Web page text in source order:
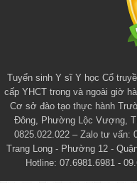
Tuyển sinh Y sĩ Y học Cổ
cấp YHCT trong và ngoài giờ
Cơ sở đào tạo thực hành
Đông, Phường Lộc Vượng,
0825.022.022 – Zalo tư vấn:
Trang Long - Phường 12 -
Hotline: 07.6981.6981 -